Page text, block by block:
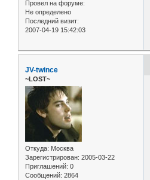
Провел на форуме:
Не определено
Последний визит:
2007-04-19 15:42:03
JV-twince
~LOST~
Откуда: Москва
Зарегистрирован: 2005-03-22
Приглашений: 0
Сообщений: 2864